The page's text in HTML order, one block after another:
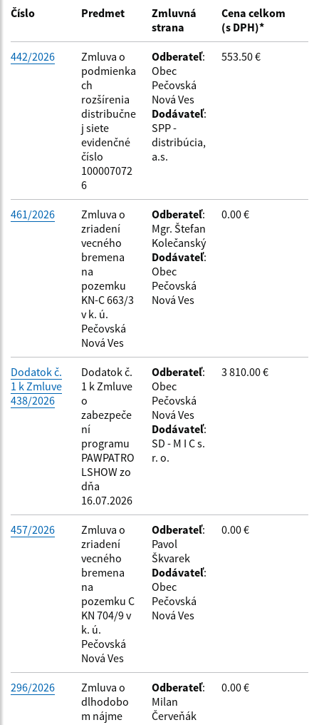
Dátum od:
Filtrovať
Číslo
Predmet
Zmluvná
strana
Cena celkom
(s DPH)*
442/2026
Zmluva o
podmienka
ch
rozšírenia
distribučne
j siete
evidenčné
číslo
100007072
6
Odberateľ:
Obec
Pečovská
Nová Ves
Dodávateľ:
SPP -
distribúcia,
a.s.
553.50 €
461/2026
Zmluva o
zriadení
vecného
bremena
na
pozemku
KN-C 663/3
v k. ú.
Pečovská
Nová Ves
Odberateľ:
Mgr. Štefan
Kolečanský
Dodávateľ:
Obec
Pečovská
Nová Ves
0.00 €
Dodatok č.
1 k Zmluve
438/2026
Dodatok č.
1 k Zmluve
o
zabezpeče
ní
programu
PAWPATRO
LSHOW zo
dňa
16.07.2026
Odberateľ:
Obec
Pečovská
Nová Ves
Dodávateľ:
SD - M I C s.
r. o.
3 810.00 €
457/2026
Zmluva o
zriadení
vecného
bremena
na
pozemku C
KN 704/9 v
k. ú.
Pečovská
Nová Ves
Odberateľ:
Pavol
Škvarek
Dodávateľ:
Obec
Pečovská
Nová Ves
0.00 €
296/2026
Zmluva o
dlhodobo
m nájme
Odberateľ:
Milan
Červeňák
0.00 €